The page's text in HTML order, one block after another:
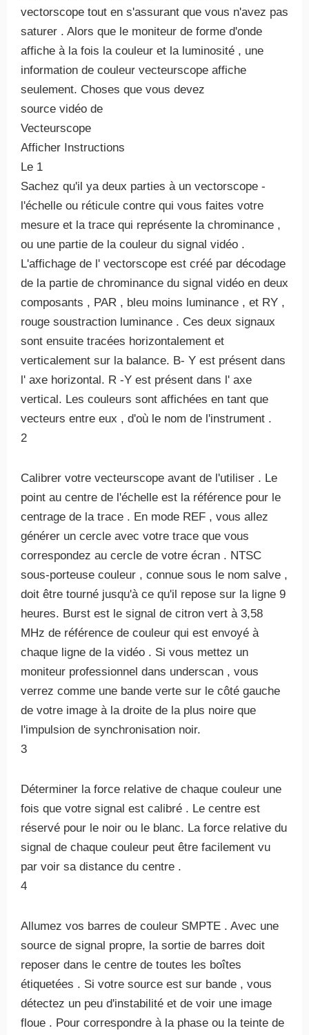
vectorscope tout en s'assurant que vous n'avez pas
saturer . Alors que le moniteur de forme d'onde
affiche à la fois la couleur et la luminosité , une
information de couleur vecteurscope affiche
seulement. Choses que vous devez
source vidéo de
Vecteurscope
Afficher Instructions
Le 1
Sachez qu'il ya deux parties à un vectorscope -
l'échelle ou réticule contre qui vous faites votre
mesure et la trace qui représente la chrominance ,
ou une partie de la couleur du signal vidéo .
L'affichage de l' vectorscope est créé par décodage
de la partie de chrominance du signal vidéo en deux
composants , PAR , bleu moins luminance , et RY ,
rouge soustraction luminance . Ces deux signaux
sont ensuite tracées horizontalement et
verticalement sur ​​la balance. B- Y est présent dans
l' axe horizontal. R -Y est présent dans l' axe
vertical. Les couleurs sont affichées en tant que
vecteurs entre eux , d'où le nom de l'instrument .
2
Calibrer votre vecteurscope avant de l'utiliser . Le
point au centre de l'échelle est la référence pour le
centrage de la trace . En mode REF , vous allez
générer un cercle avec votre trace que vous
correspondez au cercle de votre écran . NTSC
sous-porteuse couleur , connue sous le nom salve ,
doit être tourné jusqu'à ce qu'il repose sur la ligne 9
heures. Burst est le signal de citron vert à 3,58
MHz de référence de couleur qui est envoyé à
chaque ligne de la vidéo . Si vous mettez un
moniteur professionnel dans underscan , vous
verrez comme une bande verte sur le côté gauche
de votre image à la droite de la plus noire que
l'impulsion de synchronisation noir.
3
Déterminer la force relative de chaque couleur une
fois que votre signal est calibré . Le centre est
réservé pour le noir ou le blanc. La force relative du
signal de chaque couleur peut être facilement vu
par voir sa distance du centre .
4
Allumez vos barres de couleur SMPTE . Avec une
source de signal propre, la sortie de barres doit
reposer dans le centre de toutes les boîtes
étiquetées . Si votre source est sur ​​bande , vous
détectez un peu d'instabilité et de voir une image
floue . Pour correspondre à la phase ou la teinte de